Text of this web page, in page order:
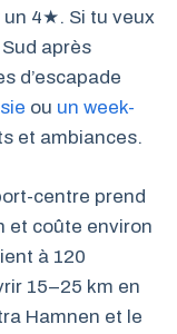
un 4★. Si tu veux
après
d’escapade
ou un week-
et ambiances.
centre prend
et coûte environ
à 120
15–25 km en
Hamnen et le